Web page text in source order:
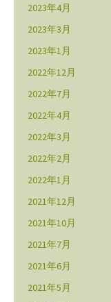
2023年4月
2023年3月
2023年1月
2022年12月
2022年7月
2022年4月
2022年3月
2022年2月
2022年1月
2021年12月
2021年10月
2021年7月
2021年6月
2021年5月